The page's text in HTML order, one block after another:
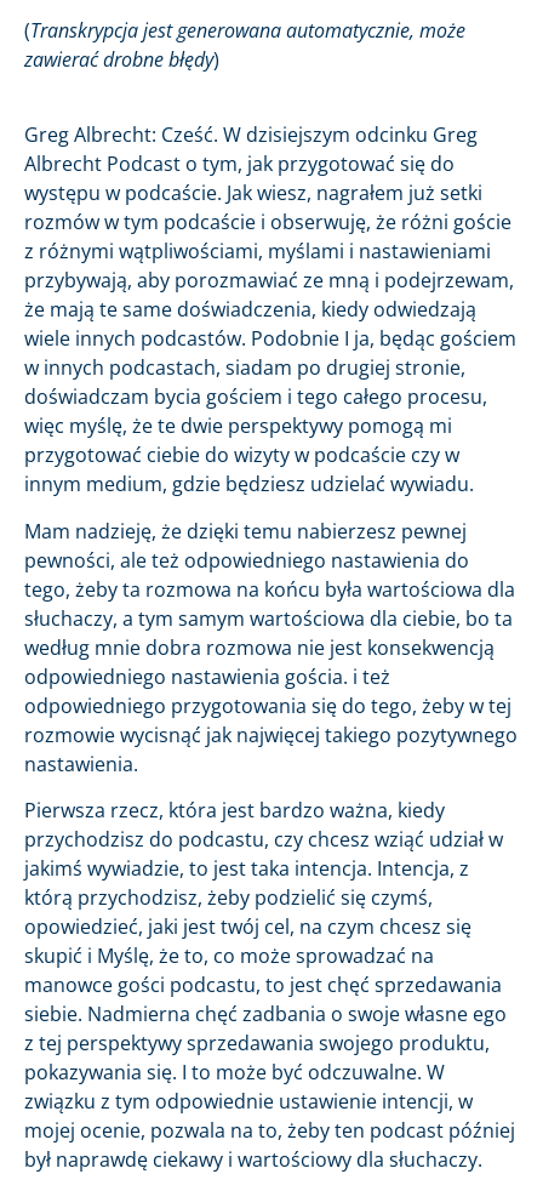
(Transkrypcja jest generowana automatycznie, może
zawierać drobne błędy)
Greg Albrecht: Cześć. W dzisiejszym odcinku Greg
Albrecht Podcast o tym, jak przygotować się do
występu w podcaście. Jak wiesz, nagrałem już setki
rozmów w tym podcaście i obserwuję, że różni goście
z różnymi wątpliwościami, myślami i nastawieniami
przybywają, aby porozmawiać ze mną i podejrzewam,
że mają te same doświadczenia, kiedy odwiedzają
wiele innych podcastów. Podobnie I ja, będąc gościem
w innych podcastach, siadam po drugiej stronie,
doświadczam bycia gościem i tego całego procesu,
więc myślę, że te dwie perspektywy pomogą mi
przygotować ciebie do wizyty w podcaście czy w
innym medium, gdzie będziesz udzielać wywiadu.
Mam nadzieję, że dzięki temu nabierzesz pewnej
pewności, ale też odpowiedniego nastawienia do
tego, żeby ta rozmowa na końcu była wartościowa dla
słuchaczy, a tym samym wartościowa dla ciebie, bo ta
według mnie dobra rozmowa nie jest konsekwencją
odpowiedniego nastawienia gościa. i też
odpowiedniego przygotowania się do tego, żeby w tej
rozmowie wycisnąć jak najwięcej takiego pozytywnego
nastawienia.
Pierwsza rzecz, która jest bardzo ważna, kiedy
przychodzisz do podcastu, czy chcesz wziąć udział w
jakimś wywiadzie, to jest taka intencja. Intencja, z
którą przychodzisz, żeby podzielić się czymś,
opowiedzieć, jaki jest twój cel, na czym chcesz się
skupić i Myślę, że to, co może sprowadzać na
manowce gości podcastu, to jest chęć sprzedawania
siebie. Nadmierna chęć zadbania o swoje własne ego
z tej perspektywy sprzedawania swojego produktu,
pokazywania się. I to może być odczuwalne. W
związku z tym odpowiednie ustawienie intencji, w
mojej ocenie, pozwala na to, żeby ten podcast później
był naprawdę ciekawy i wartościowy dla słuchaczy.